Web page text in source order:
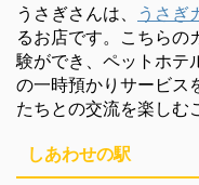
うさぎさんは、 うさぎ
るお店です。こちらの
験ができ、ペットホテ
の一時預かりサービス
たちとの交流を楽しむ
しあわせの駅